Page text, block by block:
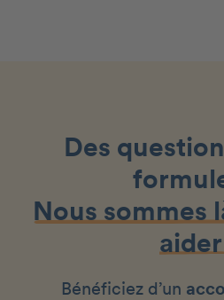
Des
Nous sommes
Bénéficiez d’un